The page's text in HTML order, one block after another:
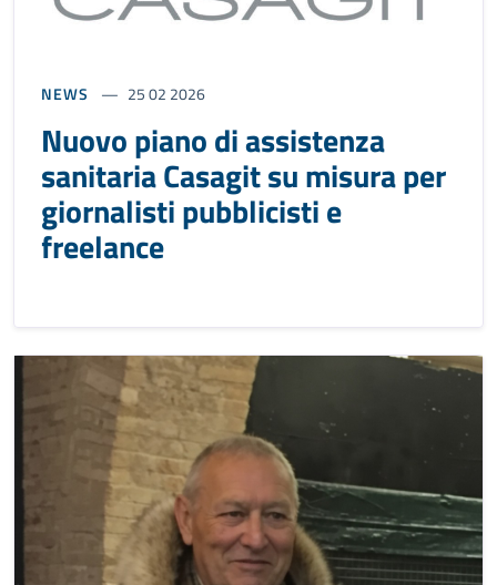
NEWS 25 02 2026
Nuovo piano di assistenza
sanitaria Casagit su misura per
giornalisti pubblicisti e
freelance